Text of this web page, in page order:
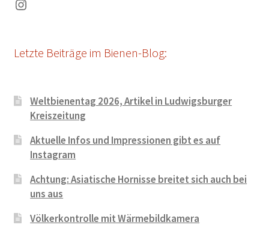
Letzte Beiträge im Bienen-Blog:
Weltbienentag 2026, Artikel in Ludwigsburger
Kreiszeitung
Aktuelle Infos und Impressionen gibt es auf
Instagram
Achtung: Asiatische Hornisse breitet sich auch bei
uns aus
Völkerkontrolle mit Wärmebildkamera